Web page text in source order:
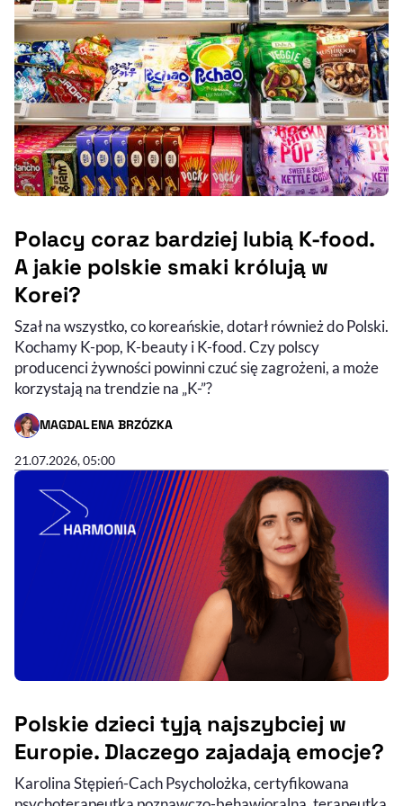
Polacy coraz bardziej lubią K-food.
A jakie polskie smaki królują w
Korei?
Szał na wszystko, co koreańskie, dotarł również do Polski.
Kochamy K-pop, K-beauty i K-food. Czy polscy
producenci żywności powinni czuć się zagrożeni, a może
korzystają na trendzie na „K-”?
MAGDALENA BRZÓZKA
- AUTOR ARTYKUŁU - PROFIL
21.07.2026, 05:00
CZAS TRWANIA
Polskie dzieci tyją najszybciej w
Europie. Dlaczego zajadają emocje?
Audycja do słuchania (podcast)
Nagranie wideo
Karolina Stępień-Cach Psycholożka, certyfikowana